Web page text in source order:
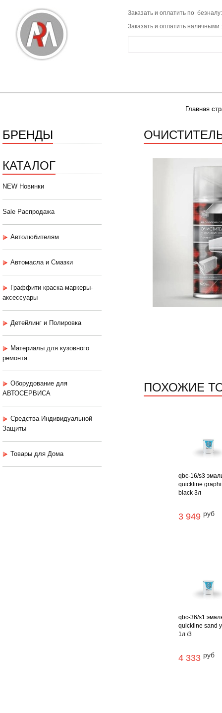
Заказать и оплатить по
Заказать и оплатить наличными
Главная
БРЕНДЫ
КАТАЛОГ
NEW Новинки
Sale Распродажа
Автолюбителям
Автомасла и Смазки
Граффити краска-маркеры-
аксессуары
Детейлинг и Полировка
Материалы для кузовного
ремонта
Оборудование для
АВТОСЕРВИСА
Средства Индивидуальной
Защиты
Товары для Дома
ПОХОЖИЕ
qbc-16/s3
quickline
black 3л
3 949 руб
qbc-36/s1
quickline sand
1л /3
4 333 руб